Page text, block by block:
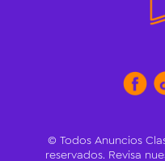
© Todos Anuncios
reservados. Revisa